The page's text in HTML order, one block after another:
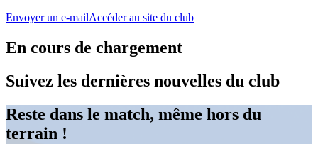
Envoyer un e-mailAccéder au site du club
En cours de chargement
Suivez les dernières nouvelles du club
Reste dans le match, même hors du
terrain !